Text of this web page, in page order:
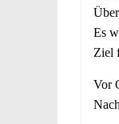
Es
Ziel
Vor